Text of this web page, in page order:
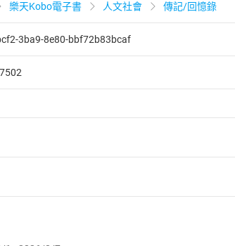
樂天Kobo電子書 人文社會 傳記/回憶錄
3ba9-8e80-bbf72b83bcaf
1項後段暨通訊交易解除權合理例外情事適用